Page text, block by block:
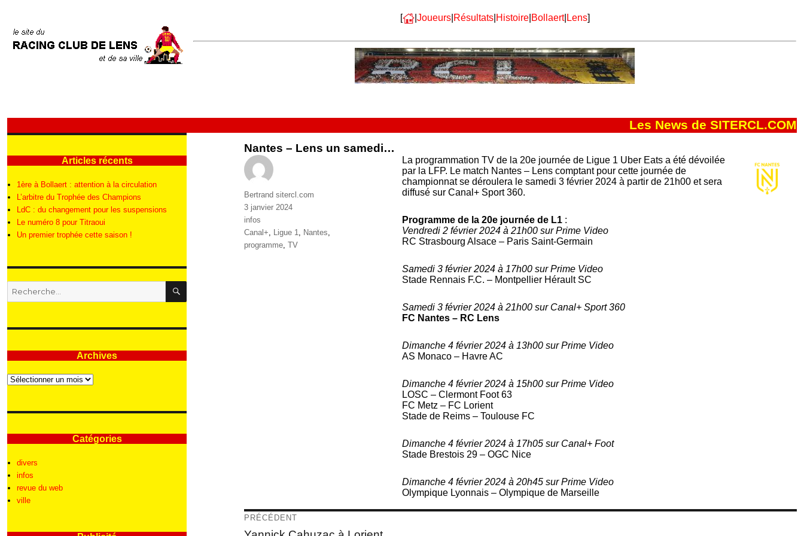
[ | Joueurs| Résultats| Histoire| Bollaert| Lens]
Les News de SITERCL.COM
Nantes – Lens un samedi…
La programmation TV de la 20e journée de Ligue 1 Uber Eats a été dévoilée
par la LFP. Le match Nantes – Lens comptant pour cette journée de
championnat se déroulera le samedi 3 février 2024 à partir de 21h00 et sera
diffusé sur Canal+ Sport 360.
Programme de la 20e journée de L1 :
Vendredi 2 février 2024 à 21h00 sur Prime Video
RC Strasbourg Alsace – Paris Saint-Germain
Samedi 3 février 2024 à 17h00 sur Prime Video
Stade Rennais F.C. – Montpellier Hérault SC
Samedi 3 février 2024 à 21h00 sur Canal+ Sport 360
FC Nantes – RC Lens
Dimanche 4 février 2024 à 13h00 sur Prime Video
AS Monaco – Havre AC
Dimanche 4 février 2024 à 15h00 sur Prime Video
LOSC – Clermont Foot 63
FC Metz – FC Lorient
Stade de Reims – Toulouse FC
Dimanche 4 février 2024 à 17h05 sur Canal+ Foot
Stade Brestois 29 – OGC Nice
Dimanche 4 février 2024 à 20h45 sur Prime Video
Olympique Lyonnais – Olympique de Marseille
Auteur
Bertrand sitercl.com
Publié
le
3 janvier 2024
Catégories
infos
Étiquettes
Canal+, Ligue 1, Nantes,
programme, TV
Navigation
PRÉCÉDENT
Article
Articles récents
1ère à Bollaert : attention à la circulation
L’arbitre du Trophée des Champions
LdC : du changement pour les suspensions
Le numéro 8 pour Titraoui
Un premier trophée cette saison !
Recherche
pour
RECHERCHE
Archives
Archives
Catégories
divers
infos
revue du web
ville